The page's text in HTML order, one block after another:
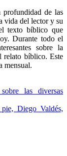
profundidad de las
vida del lector y su
texto bíblico que
Durante todo el
sobre la
relato bíblico. Este
mensual.